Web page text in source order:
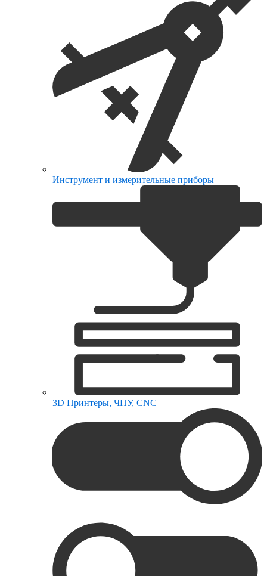
Инструмент и измерительные приборы
3D Принтеры, ЧПУ, CNC